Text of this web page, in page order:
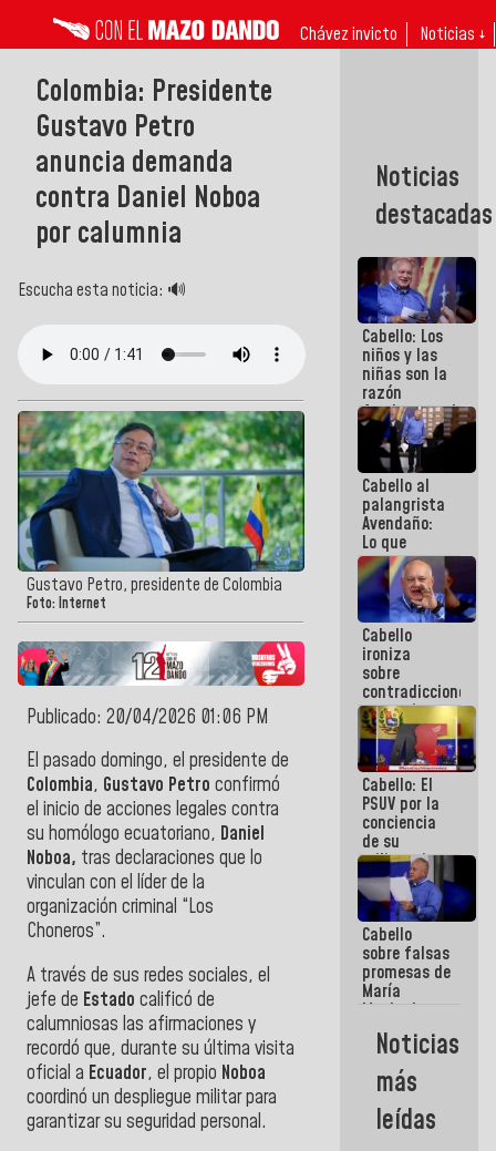
Chávez invicto Noticias ↓
Colombia: Presidente
Gustavo Petro
anuncia demanda
contra Daniel Noboa
por calumnia
Escucha esta noticia: 🔊
Gustavo Petro, presidente de Colombia
Foto: Internet
Publicado: 20/04/2026 01:06 PM
El pasado domingo, el presidente de
Colombia, Gustavo Petro confirmó
el inicio de acciones legales contra
su homólogo ecuatoriano, Daniel
Noboa, tras declaraciones que lo
vinculan con el líder de la
organización criminal “Los
Choneros”.
A través de sus redes sociales, el
jefe de Estado calificó de
calumniosas las afirmaciones y
recordó que, durante su última visita
oficial a Ecuador, el propio Noboa
coordinó un despliegue militar para
garantizar su seguridad personal.
Noticias
destacadas
Cabello: Los
niños y las
niñas son la
razón
fundamental
de todo lo
que
estamos
haciendo
Cabello al
palangrista
Avendaño:
Lo que
vayas a
escribir
hazlo hoy
por que no
sabemos si
la semana
que viene
hay
programa
Cabello
ironiza
sobre
contradicciones
y mentiras
de María
Machado:
¡Créanle!
Cabello: El
PSUV por la
conciencia
de su
militancia
es la
organización
política más
sólida de
Venezuela
Cabello
sobre falsas
promesas de
María
Machado:
¿Quién le
puede creer?
¿Y la gente
que ella iba
a salvar en
La Guaira?
Noticias
más
leídas